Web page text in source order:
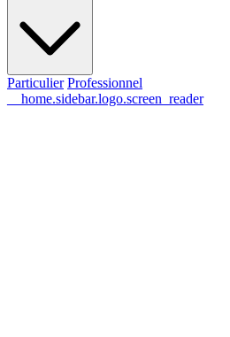
Particulier Professionnel
__home.sidebar.logo.screen_reader